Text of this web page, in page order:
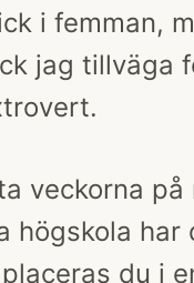
i femman,
jag tillväga
veckorna på
högskola har
du i